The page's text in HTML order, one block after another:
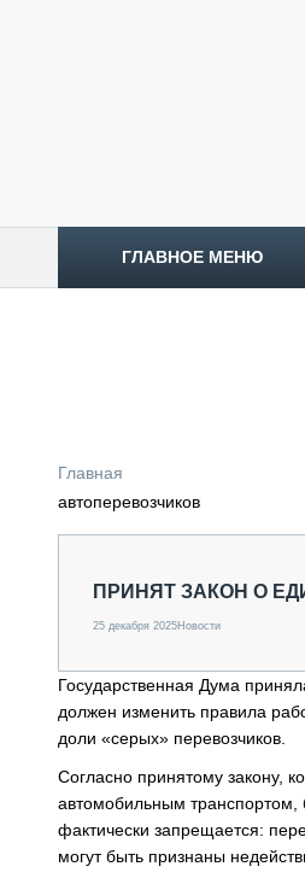
ГЛАВНОЕ МЕНЮ
ОБЗОР РЫНКА
ГРУЗОПЕРЕВОЗКИ
ИСПЫТАТЕЛИ
ТЕХНОЛОГИИ
ДОРОЖНАЯ
СЕРВИСМЕНЫ
Главная
автоперевозчиков
ПРИНЯТ ЗАКОН О
25 декабря 2025Новости
Государственная Дума
должен изменить правила
доли «серых» перевозчиков.
Согласно принятому закону,
автомобильным транспортом,
фактически запрещается:
могут быть признаны